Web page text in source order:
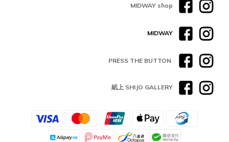
MIDWAY shop
MIDWAY
PRESS THE BUTTON
紙上 SHIJO GALLERY